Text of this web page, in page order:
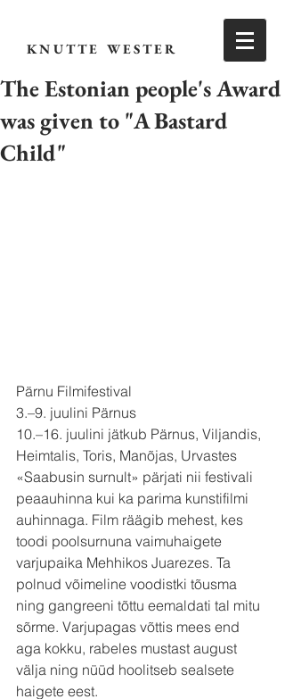
KNUTTE WESTER
The Estonian people's Award
was given to "A Bastard
Child"
Pärnu Filmifestival
3.–9. juulini Pärnus
10.–16. juulini jätkub Pärnus, Viljandis,
Heimtalis, Toris, Manõjas, Urvastes
«Saabusin surnult» pärjati nii festivali
peaauhinna kui ka parima kunstifilmi
auhinnaga. Film räägib mehest, kes
toodi poolsurnuna vaimuhaigete
varjupaika Mehhikos Juarezes. Ta
polnud võimeline voodistki tõusma
ning gangreeni tõttu eemaldati tal mitu
sõrme. Varjupagas võttis mees end
aga kokku, rabeles mustast august
välja ning nüüd hoolitseb sealsete
haigete eest.